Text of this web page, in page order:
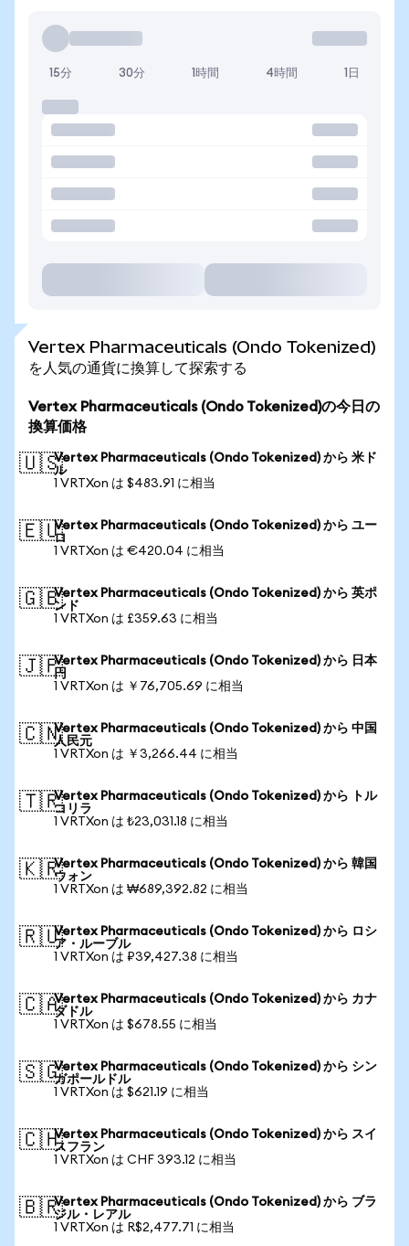
15分 30分 1時間 4時間 1日
Vertex Pharmaceuticals (Ondo Tokenized)
を人気の通貨に換算して探索する
Vertex Pharmaceuticals (Ondo Tokenized)の今日の
換算価格
🇺🇸Vertex Pharmaceuticals (Ondo Tokenized) から 米ド
ル
1 VRTXon は $483.91 に相当
🇪🇺Vertex Pharmaceuticals (Ondo Tokenized) から ユー
ロ
1 VRTXon は €420.04 に相当
🇬🇧Vertex Pharmaceuticals (Ondo Tokenized) から 英ポ
ンド
1 VRTXon は £359.63 に相当
🇯🇵Vertex Pharmaceuticals (Ondo Tokenized) から 日本
円
1 VRTXon は ￥76,705.69 に相当
🇨🇳Vertex Pharmaceuticals (Ondo Tokenized) から 中国
人民元
1 VRTXon は ￥3,266.44 に相当
🇹🇷Vertex Pharmaceuticals (Ondo Tokenized) から トル
コリラ
1 VRTXon は ₺23,031.18 に相当
🇰🇷Vertex Pharmaceuticals (Ondo Tokenized) から 韓国
ウォン
1 VRTXon は ₩689,392.82 に相当
🇷🇺Vertex Pharmaceuticals (Ondo Tokenized) から ロシ
ア・ルーブル
1 VRTXon は ₽39,427.38 に相当
🇨🇦Vertex Pharmaceuticals (Ondo Tokenized) から カナ
ダドル
1 VRTXon は $678.55 に相当
🇸🇬Vertex Pharmaceuticals (Ondo Tokenized) から シン
ガポールドル
1 VRTXon は $621.19 に相当
🇨🇭Vertex Pharmaceuticals (Ondo Tokenized) から スイ
スフラン
1 VRTXon は CHF 393.12 に相当
🇧🇷Vertex Pharmaceuticals (Ondo Tokenized) から ブラ
ジル・レアル
1 VRTXon は R$2,477.71 に相当